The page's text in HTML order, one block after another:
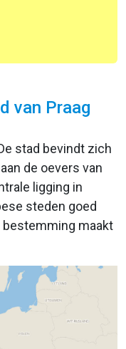
van Praag
stad bevindt zich
de oevers van
ligging in
steden goed
bestemming maakt